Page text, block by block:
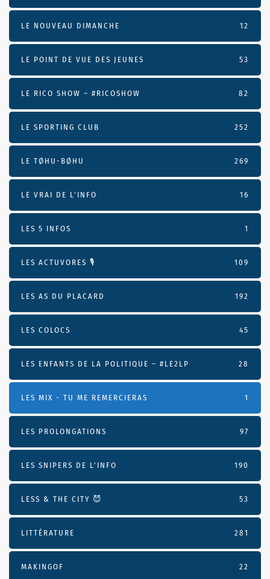
LE NOUVEAU DIMANCHE 12
LE POINT DE VUE DES JEUNES 53
LE RICO SHOW – #RICOSHOW 82
LE SPORTING CLUB 252
LE TØHU-BØHU 269
LE VRAI DE L’INFO 16
LES 5 INFOS 1
LES ACTUVORES 🎙 109
LES AS DU PLACARD 192
LES COLOCS 45
LES ENFANTS DE LA POLITIQUE – #LE2LP 28
LES MIX - TU ME REMERCIERAS 1
LES PROLONGATIONS 97
LES SNIPERS DE L’INFO 190
LESS & THE CITY 😈 53
LITTÉRATURE 281
MAKINGOF 22